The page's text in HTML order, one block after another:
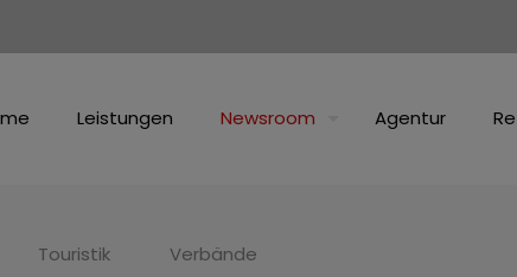
Leistungen Newsroom Agentur
Touristik Verbände